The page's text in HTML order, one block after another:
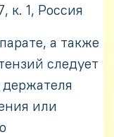
к. 1, Россия
а также
следует
или